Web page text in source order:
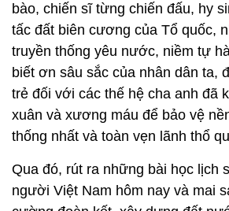
bào, chiến sĩ từng chiến đấu, hy
tấc đất biên cương của Tổ quốc,
truyền thống yêu nước, niềm tự
biết ơn sâu sắc của nhân dân ta,
trẻ đối với các thế hệ cha anh đã
xuân và xương máu để bảo vệ
thống nhất và toàn vẹn lãnh thổ
Qua đó, rút ra những bài học lịch
người Việt Nam hôm nay và mai